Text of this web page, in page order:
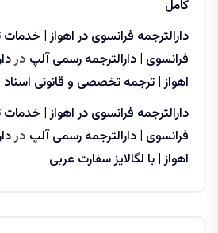
کامل
دارالترجمه فرانسوی در اهواز |
فرانسوی | دارالترجمه رسمی آلپ در
اهواز | ترجمه تخصصی و قانونی اسناد
دارالترجمه فرانسوی در اهواز |
فرانسوی | دارالترجمه رسمی آلپ در
اهواز | با لگالایز سفارت عربی